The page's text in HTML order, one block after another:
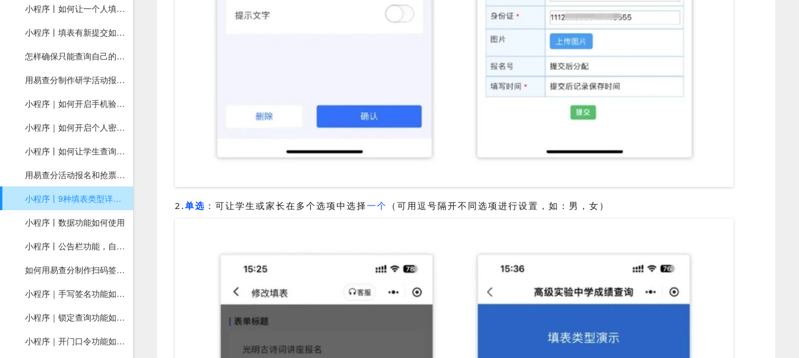
小程序丨如何让一个人填表多次？
小程序丨填表有新提交如何及时知道？
怎样确保只能查询自己的信息？
用易查分制作研学活动报名，支持在线签名，一键导出报名统计表格！
小程序｜如何开启手机验证码查询？
小程序｜如何开启个人密钥功能？
小程序丨如何让学生查询图片？
用易查分活动报名和抢票系统，自动分配报名号和座位号！
小程序丨9种填表类型详细教程
小程序丨数据功能如何使用
小程序丨公告栏功能，自动弹出提醒
如何用易查分制作扫码签到，支持在线签名，一键导出名单！
小程序｜手写签名功能如何开启？
小程序｜锁定查询功能如何使用？
小程序｜开门口令功能如何使用？
2.单选 ：可让学生或家长在多个选项中选择一个 （可用逗号隔开不同选项进行设置， 如：男，女 ）